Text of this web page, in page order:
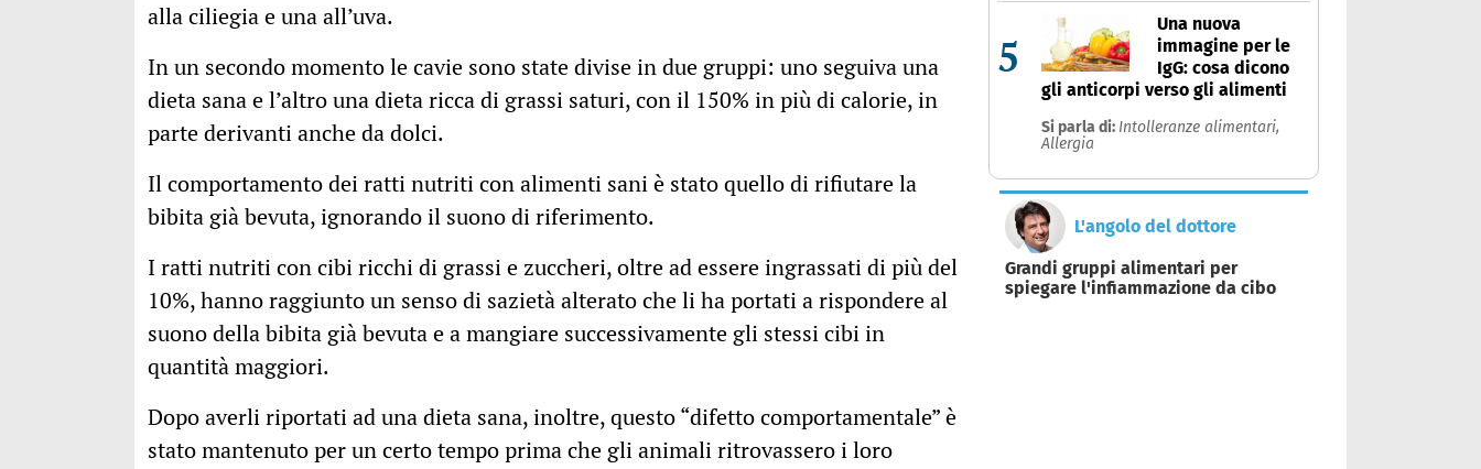
alla ciliegia e una all’uva.
In un secondo momento le cavie sono state divise in due gruppi: uno seguiva una
dieta sana e l’altro una dieta ricca di grassi saturi, con il 150% in più di calorie, in
parte derivanti anche da dolci.
Il comportamento dei ratti nutriti con alimenti sani è stato quello di rifiutare la
bibita già bevuta, ignorando il suono di riferimento.
I ratti nutriti con cibi ricchi di grassi e zuccheri, oltre ad essere ingrassati di più del
10%, hanno raggiunto un senso di sazietà alterato che li ha portati a rispondere al
suono della bibita già bevuta e a mangiare successivamente gli stessi cibi in
quantità maggiori.
Dopo averli riportati ad una dieta sana, inoltre, questo “difetto comportamentale” è
stato mantenuto per un certo tempo prima che gli animali ritrovassero i loro
5
Una nuova
immagine per le
IgG: cosa dicono
gli anticorpi verso gli alimenti
Si parla di: Intolleranze alimentari,
Allergia
L'angolo del dottore
Grandi gruppi alimentari per
spiegare l'infiammazione da cibo